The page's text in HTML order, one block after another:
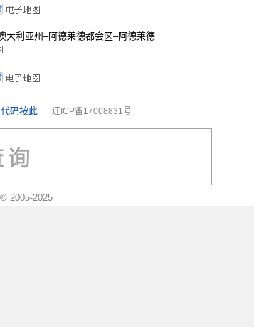
大利亚州–阿德莱德都会区–阿德莱德
码按此 辽ICP备17008831号
© 2005-2025